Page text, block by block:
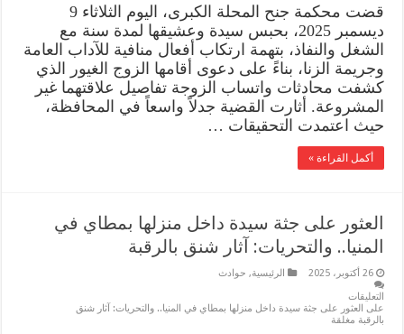
قضت محكمة جنح المحلة الكبرى، اليوم الثلاثاء 9
ديسمبر 2025، بحبس سيدة وعشيقها لمدة سنة مع
الشغل والنفاذ، بتهمة ارتكاب أفعال منافية للآداب العامة
وجريمة الزنا، بناءً على دعوى أقامها الزوج الغيور الذي
كشفت محادثات واتساب الزوجة تفاصيل علاقتهما غير
المشروعة. أثارت القضية جدلاً واسعاً في المحافظة،
حيث اعتمدت التحقيقات …
أكمل القراءة »
العثور على جثة سيدة داخل منزلها بمطاي في
المنيا.. والتحريات: آثار شنق بالرقبة
26 أكتوبر، 2025 الرئيسية, حوادث
التعليقات
على العثور على جثة سيدة داخل منزلها بمطاي في المنيا.. والتحريات: آثار شنق
بالرقبة مغلقة